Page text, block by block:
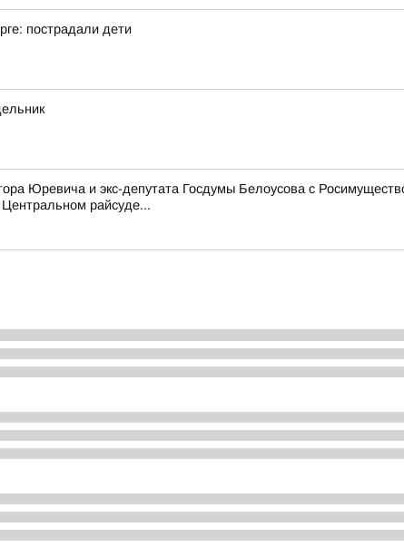
пострадали дети
Юревича и экс-депутата Госдумы Белоусова с
райсуде...